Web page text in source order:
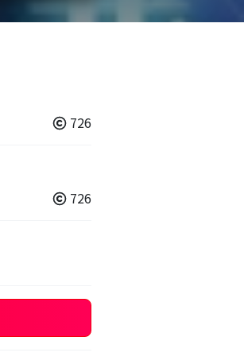
726
726